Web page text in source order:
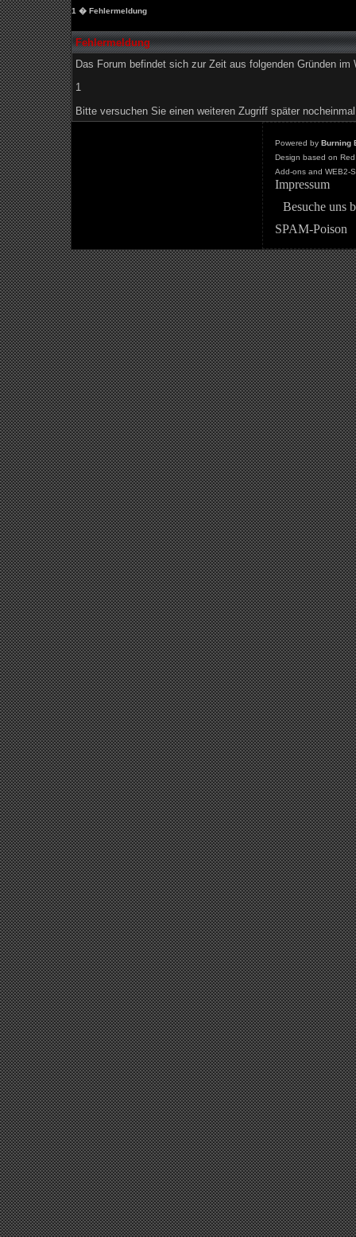
1 � Fehlermeldung
Fehlermeldung
Das Forum befindet sich zur Zeit aus folgenden Gründen im
1
Bitte versuchen Sie einen weiteren Zugriff später
Powered by Burning
Design based on
Add-ons and WEB2-
Impressum
Besuche uns
SPAM-Poison